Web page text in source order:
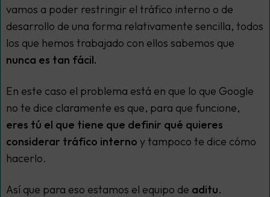
vamos a poder restringir el tráfico interno o de
desarrollo de una forma relativamente sencilla, todos
los que hemos trabajado con ellos sabemos que
nunca es tan fácil.
En este caso el problema está en que lo que Google
no te dice claramente es que, para que funcione,
eres tú el que tiene que definir qué quieres
considerar tráfico interno y tampoco te dice cómo
hacerlo.
Así que para eso estamos el equipo de aditu.